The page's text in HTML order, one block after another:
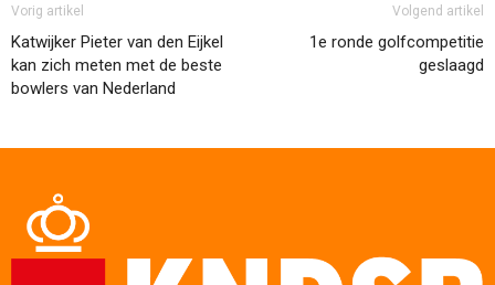
Vorig artikel
Katwijker Pieter van den Eijkel
kan zich meten met de beste
bowlers van Nederland
Volgend artikel
1e ronde golfcompetitie
geslaagd